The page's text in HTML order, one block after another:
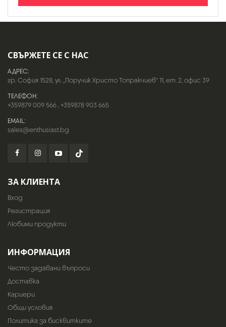
СВЪРЖЕТЕ СЕ С НАС
АДРЕС:
гр. София 1528, ул. „Поручик Христо Топракчиев“ 11, ет. 2, офис 39
ТЕЛЕФОН:
+359879 009 566,+359878 903 665
EMAIL:
sales@enthusiast.bg
ЗА КЛИЕНТА
Вход
Регистрация
Любими продукти
ИНФОРМАЦИЯ
Често задавани въпроси
Доставка
Кариери
Общи условия
Политика за бисквитките